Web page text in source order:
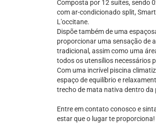
Composta por 12 suítes, sendo
com ar-condicionado split,
L'occitane.
Dispõe também de uma
proporcionar uma sensação de
tradicional, assim como uma
todos os utensílios necessários
Com uma incrível piscina
espaço de equilíbrio e
trecho de mata nativa dentro
Entre em contato conosco e
estar que o lugar te proporciona!